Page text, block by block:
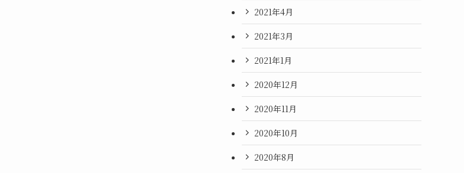
2021年4月
2021年3月
2021年1月
2020年12月
2020年11月
2020年10月
2020年8月